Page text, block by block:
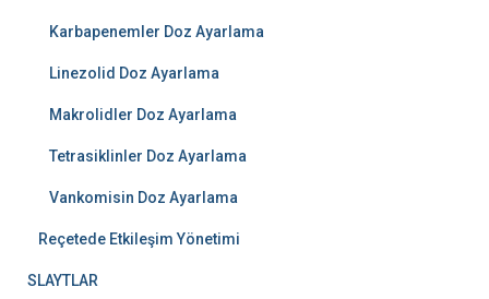
Karbapenemler Doz Ayarlama
Linezolid Doz Ayarlama
Makrolidler Doz Ayarlama
Tetrasiklinler Doz Ayarlama
Vankomisin Doz Ayarlama
Reçetede Etkileşim Yönetimi
SLAYTLAR